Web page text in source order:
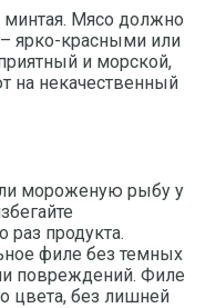
минтая. Мясо должно
ярко-красными или
и морской,
на некачественный
мороженую рыбу у
раз продукта.
филе без темных
повреждений. Филе
цвета, без лишней